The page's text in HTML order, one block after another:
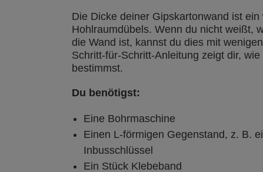
Die Dicke deiner Gipskartonwand ist
Hohlraumdübels. Wenn du nicht weißt,
die Wand ist, kannst du dies mit
Schritt-für-Schritt-Anleitung zeigt dir,
bestimmst.
Du benötigst:
Eine Bohrmaschine
Einen L-förmigen Gegenstand, z. B.
Inbusschlüssel
Ein Stück Klebeband